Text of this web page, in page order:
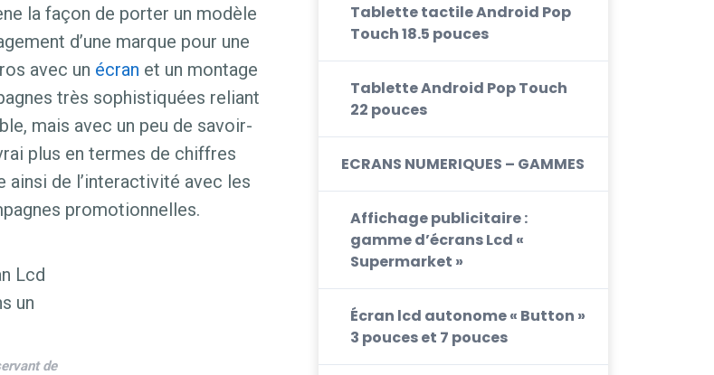
la façon de porter un modèle
d’une marque pour une
avec un écran et un montage
très sophistiquées reliant
mais avec un peu de savoir-
plus en termes de chiffres
ainsi de l’interactivité avec les
promotionnelles.
de
Tablette tactile Android Pop
Touch 18.5 pouces
Tablette Android Pop Touch
22 pouces
ECRANS NUMERIQUES – GAMMES
Affichage publicitaire :
gamme d’écrans Lcd «
Supermarket »
Écran lcd autonome « Button »
3 pouces et 7 pouces